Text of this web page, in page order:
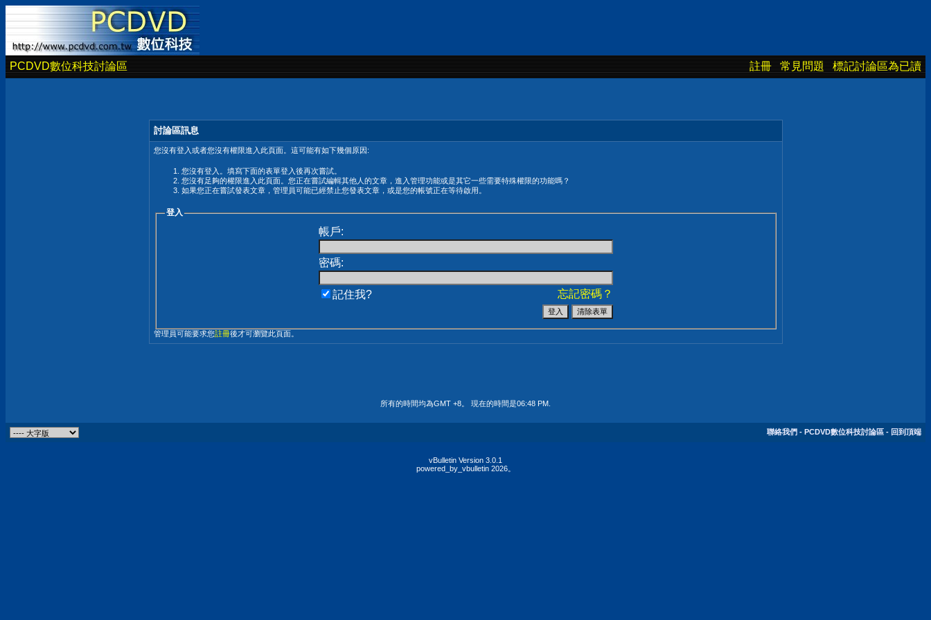
PCDVD數位科技討論區 註冊 常見問題 標記討論區為已讀
討論區訊息
您沒有登入或者您沒有權限進入此頁面。這可能有如下幾個原因:
您沒有登入。填寫下面的表單登入後再次嘗試。
您沒有足夠的權限進入此頁面。您正在嘗試編輯其他人的文章，進入管理功能或是其它一些需要特殊權限的功能嗎？
如果您正在嘗試發表文章，管理員可能已經禁止您發表文章，或是您的帳號正在等待啟用。
登入
帳戶:
密碼:
忘記密碼？
記住我?
管理員可能要求您註冊後才可瀏覽此頁面。
所有的時間均為GMT +8。 現在的時間是06:48 PM
聯絡我們 - PCDVD數位科技討論區 - 回到頂端
vBulletin Version 3.0.1
powered_by_vbulletin 2026。